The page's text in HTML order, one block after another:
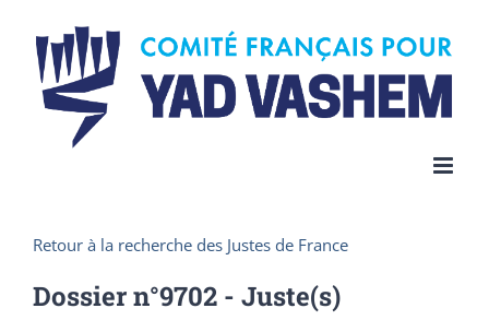
content
Retour à la recherche des Justes de France
Dossier n°9702 - Juste(s)